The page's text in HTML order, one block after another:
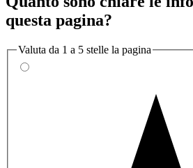
questa pagina?
Valuta da 1 a 5 stelle la pagina